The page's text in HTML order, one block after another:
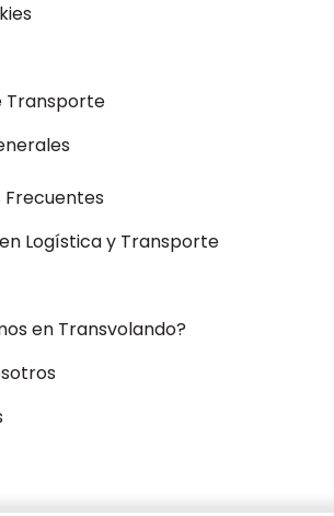
Transporte
Frecuentes
Logística y Transporte
en Transvolando?